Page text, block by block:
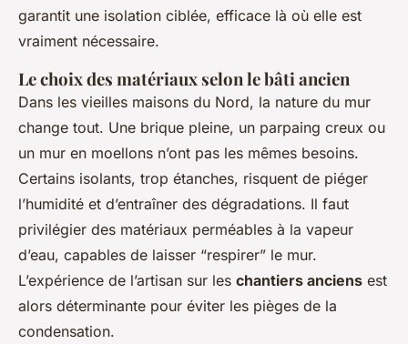
garantit une isolation ciblée, efficace là où elle est
vraiment nécessaire.
Le choix des matériaux selon le bâti ancien
Dans les vieilles maisons du Nord, la nature du mur
change tout. Une brique pleine, un parpaing creux ou
un mur en moellons n’ont pas les mêmes besoins.
Certains isolants, trop étanches, risquent de piéger
l’humidité et d’entraîner des dégradations. Il faut
privilégier des matériaux perméables à la vapeur
d’eau, capables de laisser “respirer” le mur.
L’expérience de l’artisan sur les chantiers anciens est
alors déterminante pour éviter les pièges de la
condensation.